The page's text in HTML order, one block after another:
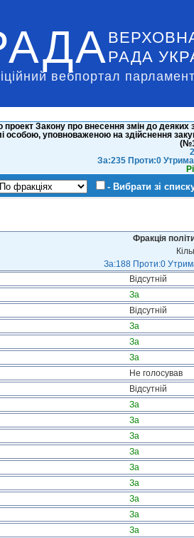
РАДА
вебпортал
Закону про внесення змін до деяких
особою, уповноваженою на здійснення
За:235 Проти:0
- Вибрати зі
Фракція
За:188 Проти:0
Відсутній
За
Відсутній
За
За
За
Не голосував
Відсутній
За
За
За
За
За
За
За
За
За